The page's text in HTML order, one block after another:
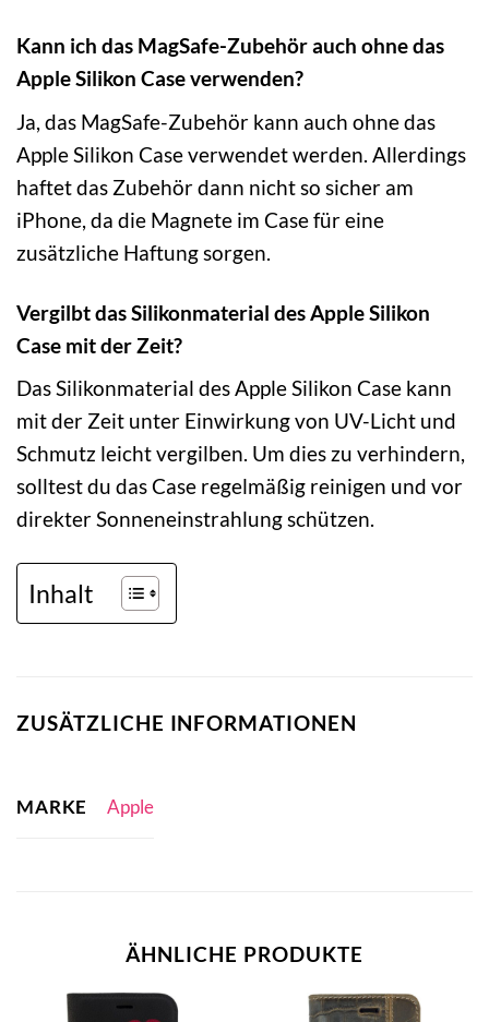
Kann ich das MagSafe-Zubehör auch ohne das
Apple Silikon Case verwenden?
Ja, das MagSafe-Zubehör kann auch ohne das
Apple Silikon Case verwendet werden. Allerdings
haftet das Zubehör dann nicht so sicher am
iPhone, da die Magnete im Case für eine
zusätzliche Haftung sorgen.
Vergilbt das Silikonmaterial des Apple Silikon
Case mit der Zeit?
Das Silikonmaterial des Apple Silikon Case kann
mit der Zeit unter Einwirkung von UV-Licht und
Schmutz leicht vergilben. Um dies zu verhindern,
solltest du das Case regelmäßig reinigen und vor
direkter Sonneneinstrahlung schützen.
Inhalt
ZUSÄTZLICHE INFORMATIONEN
MARKE Apple
ÄHNLICHE PRODUKTE